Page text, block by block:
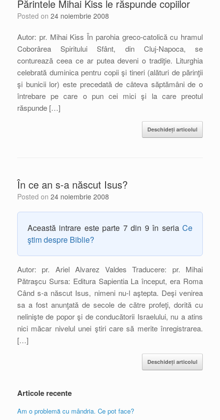
Părintele Mihai Kiss le răspunde copiilor
Posted on 24 noiembrie 2008
Autor: pr. Mihai Kiss În parohia greco-catolică cu hramul
Coborârea Spiritului Sfânt, din Cluj-Napoca, se
conturează ceea ce ar putea deveni o tradiţie. Liturghia
celebrată duminica pentru copii şi tineri (alături de părinţii
şi bunicii lor) este precedată de câteva săptămâni de o
întrebare pe care o pun cei mici şi la care preotul
răspunde […]
Deschideți articolul
În ce an s-a născut Isus?
Posted on 24 noiembrie 2008
Această intrare este parte 7 din 9 în seria Ce
ştim despre Biblie?
Autor: pr. Ariel Alvarez Valdes Traducere: pr. Mihai
Pătraşcu Sursa: Editura Sapientia La început, era Roma
Când s-a născut Isus, nimeni nu-l aştepta. Deşi venirea
sa a fost anunţată de secole de către profeţi, dorită cu
nelinişte de popor şi de conducătorii Israelului, nu a atins
nici măcar nivelul unei ştiri care să merite înregistrarea.
[…]
Deschideți articolul
Articole recente
Am o problemă cu mândria. Ce pot face?